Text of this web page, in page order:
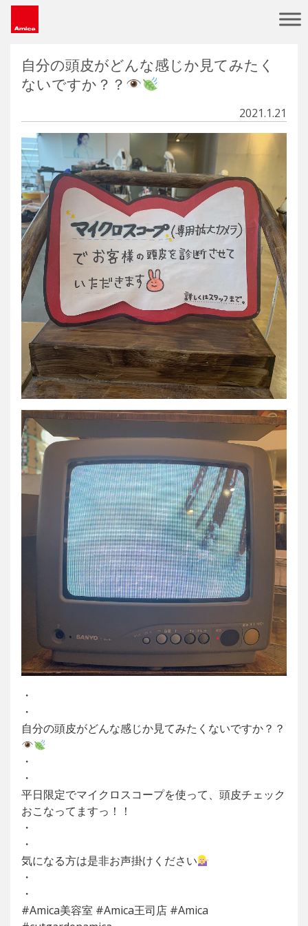
Main Navigation
自分の頭皮がどんな感じか見てみたく
ないですか？？
2021.1.21
・
・
自分の頭皮がどんな感じか見てみたくないですか？？
・
・
平日限定でマイクロスコープを使って、頭皮チェック
おこなってますっ！！
・
・
気になる方は是非お声掛けください
・
・
#Amica美容室 #Amica王司店 #Amica